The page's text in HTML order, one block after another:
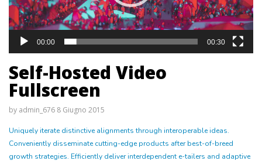
00:00 00:30
Self-Hosted Video
Fullscreen
by admin_676 8 Giugno 2015
Uniquely iterate distinctive alignments through interoperable ideas.
Conveniently disseminate cutting-edge products after best-of-breed
growth strategies. Efficiently deliver interdependent e-tailers and adaptive